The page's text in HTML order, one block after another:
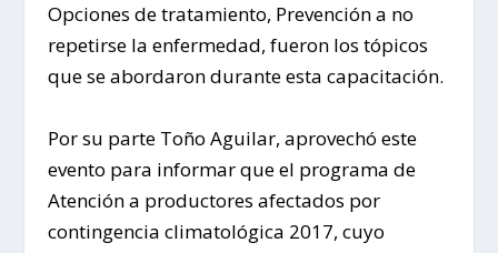
Opciones de tratamiento, Prevención a no
repetirse la enfermedad, fueron los tópicos
que se abordaron durante esta capacitación.
Por su parte Toño Aguilar, aprovechó este
evento para informar que el programa de
Atención a productores afectados por
contingencia climatológica 2017, cuyo